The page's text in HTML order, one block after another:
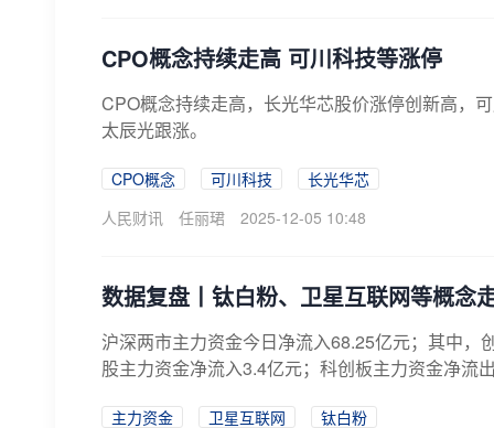
​CPO概念持续走高 可川科技等涨停
CPO概念持续走高，长光华芯股价涨停创新高，
太辰光跟涨。
CPO概念 可川科技
长光华芯
人民财讯
任丽珺 2025-12-05 10:48
数据复盘丨钛白粉、卫星互联网等概念
沪深两市主力资金今日净流入68.25亿元；其中，
股主力资金净流入3.4亿元；科创板主力资金净流
主力资金 卫星互联网 钛白粉